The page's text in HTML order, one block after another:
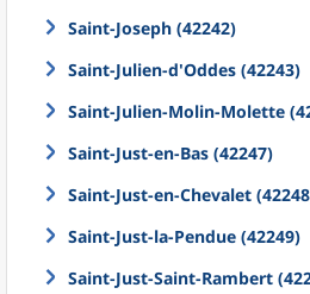
Saint-Joseph (42242)
Saint-Julien-d'Oddes (42243)
Saint-Julien-Molin-Molette
Saint-Just-en-Bas (42247)
Saint-Just-en-Chevalet
Saint-Just-la-Pendue (42249)
Saint-Just-Saint-Rambert